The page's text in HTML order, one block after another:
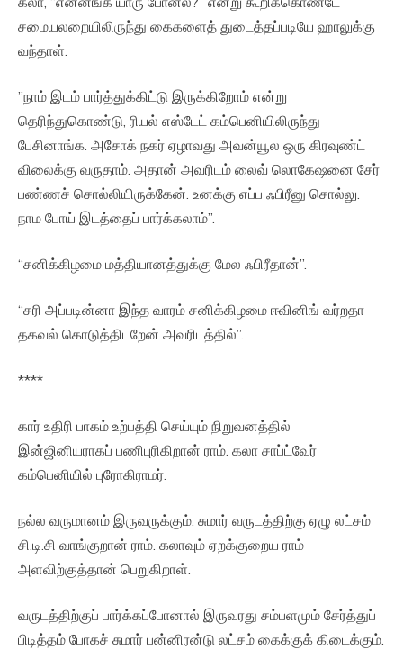
சமையலறையிலிருந்து கைகளைத் துடைத்தப்படியே ஹாலுக்கு
வந்தாள்.
”நாம் இடம் பார்த்துக்கிட்டு இருக்கிறோம் என்று
தெரிந்துகொண்டு, ரியல் எஸ்டேட் கம்பெனியிலிருந்து
பேசினாங்க. அசோக் நகர் ஏழாவது அவன்யூல ஒரு கிரவுண்ட்
விலைக்கு வருதாம். அதான் அவரிடம் லைவ் லொகேஷனை சேர்
பண்ணச் சொல்லியிருக்கேன். உனக்கு எப்ப ஃபிரீனு சொல்லு.
நாம போய் இடத்தைப் பார்க்கலாம்”.
“சனிக்கிழமை மத்தியானத்துக்கு மேல ஃபிரீதான்”.
“சரி அப்படின்னா இந்த வாரம் சனிக்கிழமை ஈவினிங் வர்றதா
தகவல் கொடுத்திடறேன் அவரிடத்தில்”.
****
கார் உதிரி பாகம் உற்பத்தி செய்யும் நிறுவனத்தில்
இன்ஜினியராகப் பணிபுரிகிறான் ராம். கலா சாப்ட்வேர்
கம்பெனியில் புரோகிராமர்.
நல்ல வருமானம் இருவருக்கும். சுமார் வருடத்திற்கு ஏழு லட்சம்
சி.டி.சி வாங்குறான் ராம். கலாவும் ஏறக்குறைய ராம்
அளவிற்குத்தான் பெறுகிறாள்.
வருடத்திற்குப் பார்க்கப்போனால் இருவரது சம்பளமும் சேர்த்துப்
பிடித்தம் போகச் சுமார் பன்னிரன்டு லட்சம் கைக்குக் கிடைக்கும்.